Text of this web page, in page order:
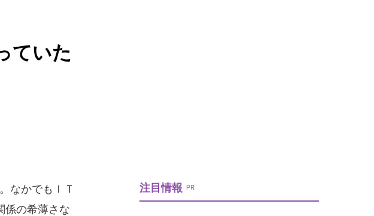
ていた
なかでもＩＴ
係の希薄さな
注目情報 PR